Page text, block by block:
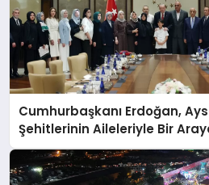
Cumhurbaşkanı Erdoğan,
Şehitlerinin Aileleriyle Bir